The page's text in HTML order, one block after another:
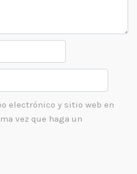
electrónico y sitio web en
vez que haga un